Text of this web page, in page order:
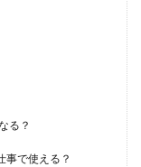
る？
事で使える？